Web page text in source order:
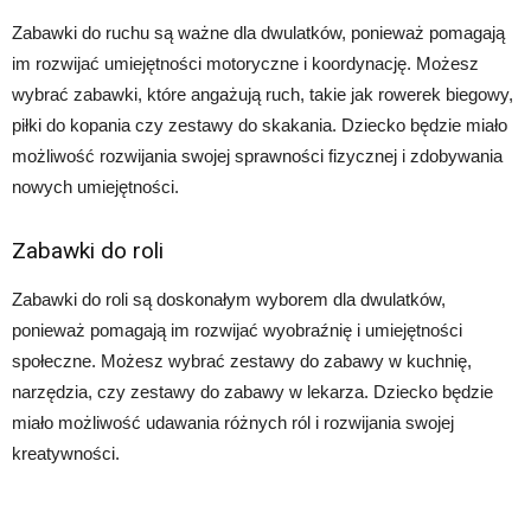
Zabawki do ruchu są ważne dla dwulatków, ponieważ pomagają
im rozwijać umiejętności motoryczne i koordynację. Możesz
wybrać zabawki, które angażują ruch, takie jak rowerek biegowy,
piłki do kopania czy zestawy do skakania. Dziecko będzie miało
możliwość rozwijania swojej sprawności fizycznej i zdobywania
nowych umiejętności.
Zabawki do roli
Zabawki do roli są doskonałym wyborem dla dwulatków,
ponieważ pomagają im rozwijać wyobraźnię i umiejętności
społeczne. Możesz wybrać zestawy do zabawy w kuchnię,
narzędzia, czy zestawy do zabawy w lekarza. Dziecko będzie
miało możliwość udawania różnych ról i rozwijania swojej
kreatywności.